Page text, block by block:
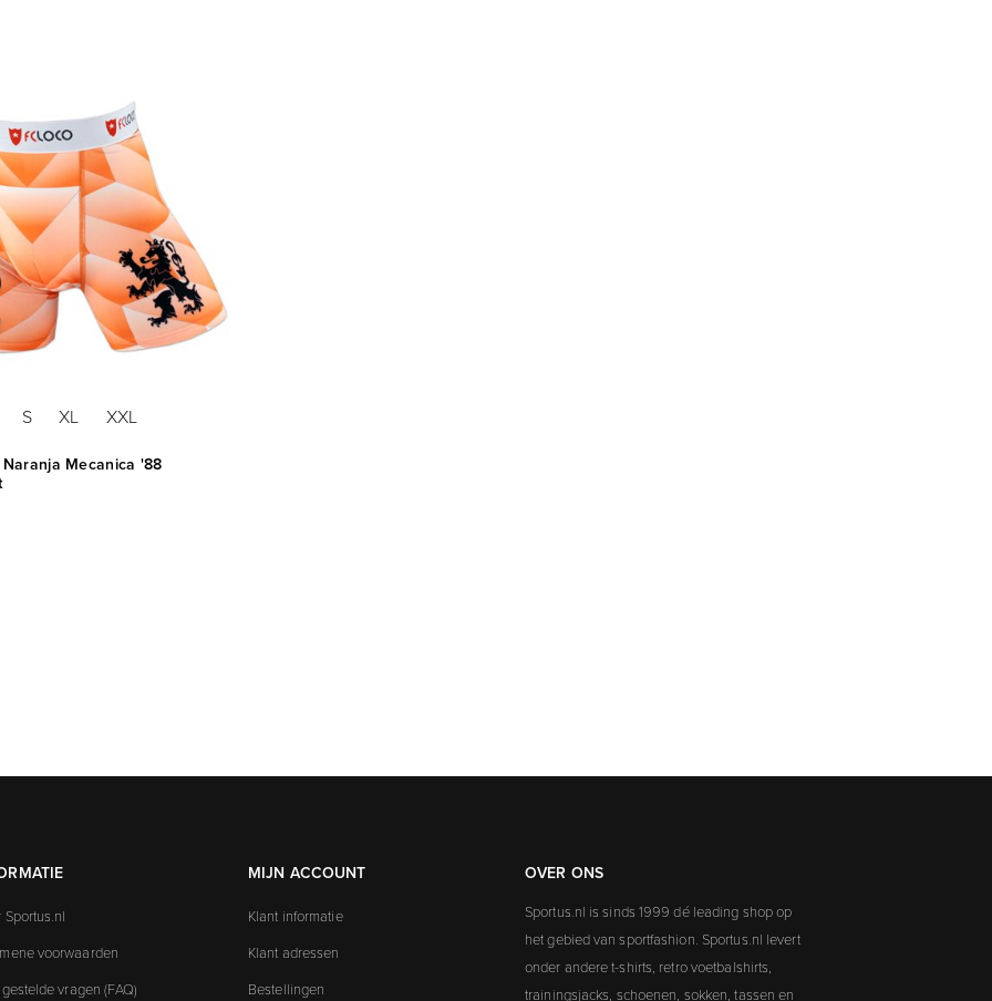
S XL XXL
Naranja Mecanica '88
Sportus.nl
voorwaarden
vragen (FAQ)
MIJN ACCOUNT
Klant informatie
Klant adressen
Bestellingen
OVER ONS
Sportus.nl is sinds 1999 dé leading shop op
het gebied van sportfashion. Sportus.nl levert
onder andere t-shirts, retro voetbalshirts,
trainingsjacks, schoenen, sokken, tassen en